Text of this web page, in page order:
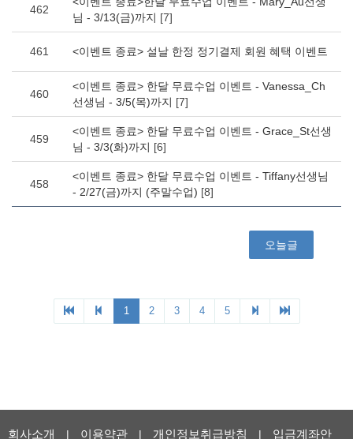
회사소개 | 이용약관 | 개인정보취급방침 | 입금계좌안